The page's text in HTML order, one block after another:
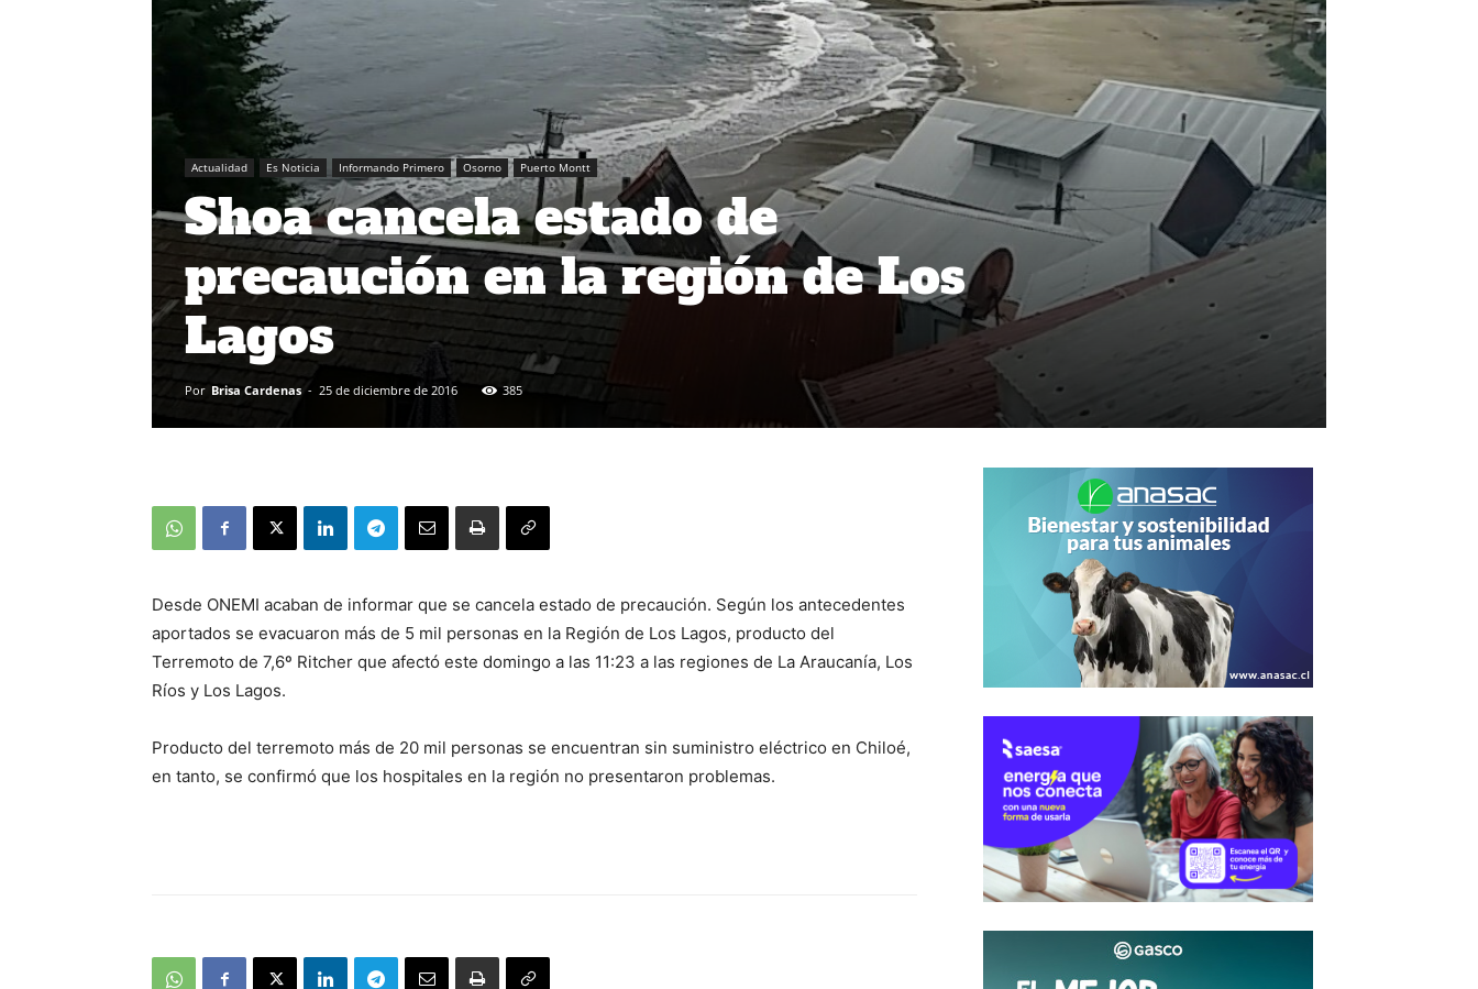
Actualidad Es Noticia Informando Primero Osorno Puerto Montt
Shoa cancela estado de
precaución en la región de Los
Lagos
Por Brisa Cardenas - 25 de diciembre de 2016 385
Desde ONEMI acaban de informar que se cancela estado de precaución. Según los antecedentes
aportados se evacuaron más de 5 mil personas en la Región de Los Lagos, producto del
Terremoto de 7,6º Ritcher que afectó este domingo a las 11:23 a las regiones de La Araucanía, Los
Ríos y Los Lagos.
Producto del terremoto más de 20 mil personas se encuentran sin suministro eléctrico en Chiloé,
en tanto, se confirmó que los hospitales en la región no presentaron problemas.